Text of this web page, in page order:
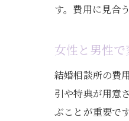
す。費用に見合
女性と男性
結婚相談所の費
引や特典が用意
ぶことが重要で